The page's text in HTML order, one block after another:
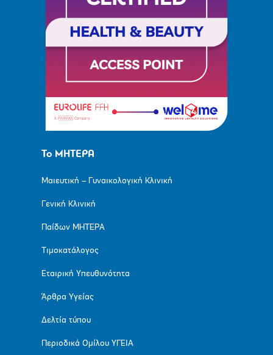
Το ΜΗΤΕΡΑ
Μαιευτική – Γυναικολογική Κλινική
Γενική Κλινική
Παίδων ΜΗΤΕΡΑ
Τιμοκατάλογος
Εταιρική Υπευθυνότητα
Άρθρα Υγείας
Δελτία τύπου
Περιοδικά Ομίλου ΥΓΕΙΑ